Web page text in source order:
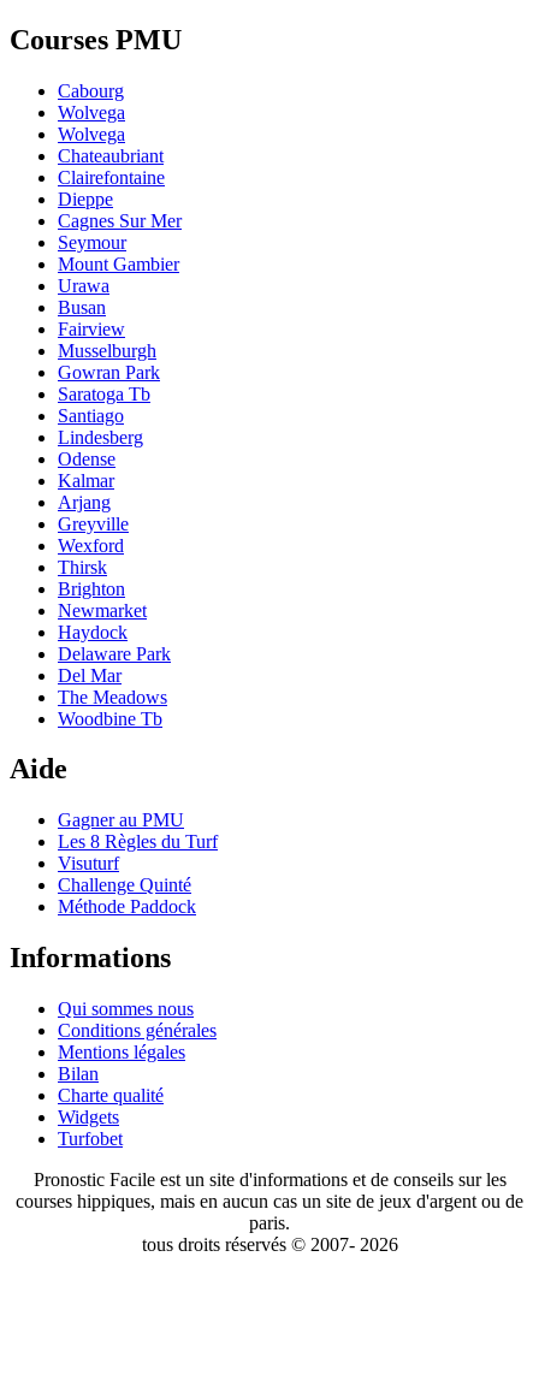
Courses PMU
Cabourg
Wolvega
Wolvega
Chateaubriant
Clairefontaine
Dieppe
Cagnes Sur Mer
Seymour
Mount Gambier
Urawa
Busan
Fairview
Musselburgh
Gowran Park
Saratoga Tb
Santiago
Lindesberg
Odense
Kalmar
Arjang
Greyville
Wexford
Thirsk
Brighton
Newmarket
Haydock
Delaware Park
Del Mar
The Meadows
Woodbine Tb
Aide
Gagner au PMU
Les 8 Règles du Turf
Visuturf
Challenge Quinté
Méthode Paddock
Informations
Qui sommes nous
Conditions générales
Mentions légales
Bilan
Charte qualité
Widgets
Turfobet
Pronostic Facile est un site d'informations et de conseils sur les
courses hippiques, mais en aucun cas un site de jeux d'argent ou de
paris.
tous droits réservés © 2007- 2026